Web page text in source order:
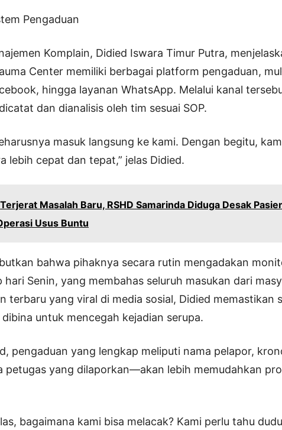
Pengaduan
Komplain, Didied Iswara Timur Putra,
Center memiliki berbagai platform pengaduan,
hingga layanan WhatsApp. Melalui kanal
dan dianalisis oleh tim sesuai SOP.
masuk langsung ke kami. Dengan begitu,
lebih cepat dan tepat,” jelas Didied.
Terjerat Masalah Baru, RSHD Samarinda Diduga Desak
Usus Buntu
bahwa pihaknya secara rutin mengadakan
hari Senin, yang membahas seluruh masukan dari
terbaru yang viral di media sosial, Didied memastikan
untuk mencegah kejadian serupa.
pengaduan yang lengkap meliputi nama pelapor,
petugas yang dilaporkan—akan lebih memudahkan
bagaimana kami bisa melacak? Kami perlu tahu